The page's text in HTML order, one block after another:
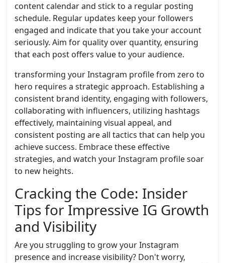
content calendar and stick to a regular posting
schedule. Regular updates keep your followers
engaged and indicate that you take your account
seriously. Aim for quality over quantity, ensuring
that each post offers value to your audience.
transforming your Instagram profile from zero to
hero requires a strategic approach. Establishing a
consistent brand identity, engaging with followers,
collaborating with influencers, utilizing hashtags
effectively, maintaining visual appeal, and
consistent posting are all tactics that can help you
achieve success. Embrace these effective
strategies, and watch your Instagram profile soar
to new heights.
Cracking the Code: Insider
Tips for Impressive IG Growth
and Visibility
Are you struggling to grow your Instagram
presence and increase visibility? Don't worry,